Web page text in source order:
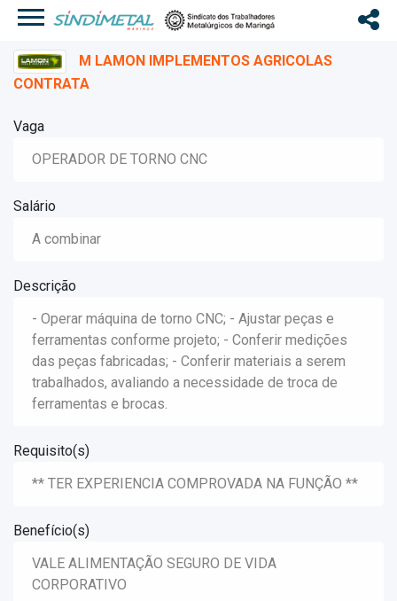
M LAMON IMPLEMENTOS AGRICOLAS
CONTRATA
Vaga
OPERADOR DE TORNO CNC
Salário
A combinar
Descrição
- Operar máquina de torno CNC; - Ajustar peças e
ferramentas conforme projeto; - Conferir medições
das peças fabricadas; - Conferir materiais a serem
trabalhados, avaliando a necessidade de troca de
ferramentas e brocas.
Requisito(s)
** TER EXPERIENCIA COMPROVADA NA FUNÇÃO **
Benefício(s)
VALE ALIMENTAÇÃO SEGURO DE VIDA
CORPORATIVO